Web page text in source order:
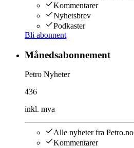
Kommentarer
Nyhetsbrev
Podkaster
Bli abonnent
Månedsabonnement
Petro Nyheter
436
inkl. mva
Alle nyheter fra Petro.no
Kommentarer